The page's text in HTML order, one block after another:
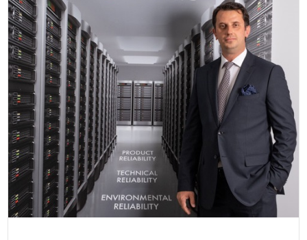
TEKNOLOJI
YAŞAM